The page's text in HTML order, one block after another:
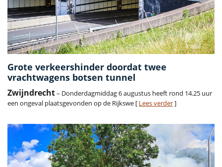
Grote verkeershinder doordat twee
vrachtwagens botsen tunnel
Zwijndrecht– Donderdagmiddag 6 augustus heeft rond 14.25 uur
een ongeval plaatsgevonden op de Rijkswe [ Lees verder]